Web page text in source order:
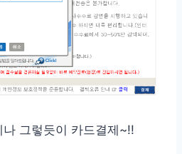
그렇듯이 카드결제~!!